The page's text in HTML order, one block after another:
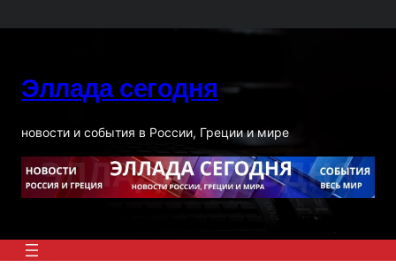
к
Эллада сегодня
новости и события в России, Греции и мире